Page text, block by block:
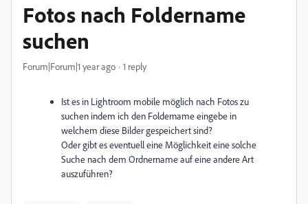
Fotos nach Foldername
suchen
Forum|Forum|1 year ago 1 reply
Ist es in Lightroom mobile möglich nach Fotos zu
suchen indem ich den Foldername eingebe in
welchem diese Bilder gespeichert sind?
Oder gibt es eventuell eine Möglichkeit eine solche
Suche nach dem Ordnername auf eine andere Art
auszuführen?